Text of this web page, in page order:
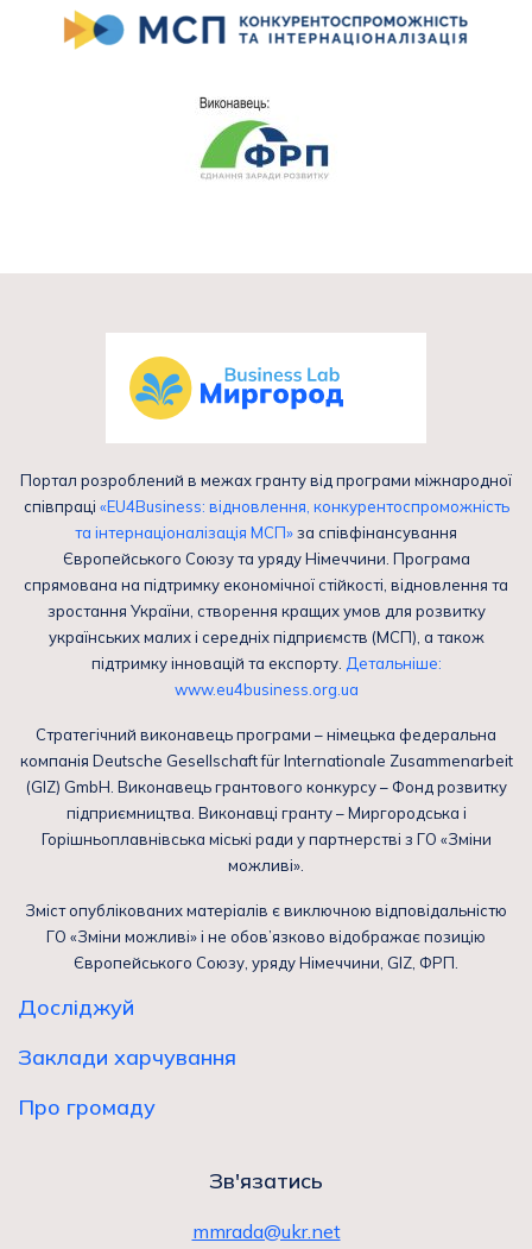
Портал розроблений в межах гранту від програми міжнародної
співпраці «EU4Business: відновлення, конкурентоспроможність
та інтернаціоналізація МСП»за співфінансування
Європейського Союзу та уряду Німеччини. Програма
спрямована на підтримку економічної стійкості, відновлення та
зростання України, створення кращих умов для розвитку
українських малих і середніх підприємств (МСП), а також
підтримку інновацій та експорту. Детальніше:
www.eu4business.org.ua
Стратегічний виконавець програми – німецька федеральна
компанія Deutsche Gesellschaft für Internationale Zusammenarbeit
(GIZ) GmbH. Виконавець грантового конкурсу – Фонд розвитку
підприємництва. Виконавці гранту – Миргородська і
Горішньоплавнівська міські ради у партнерстві з ГО «Зміни
можливі».
Зміст опублікованих матеріалів є виключною відповідальністю
ГО «Зміни можливі» і не обов’язково відображає позицію
Європейського Союзу, уряду Німеччини, GIZ, ФРП.
Досліджуй
Заклади харчування
Про громаду
Зв'язатись
mmrada@ukr.net